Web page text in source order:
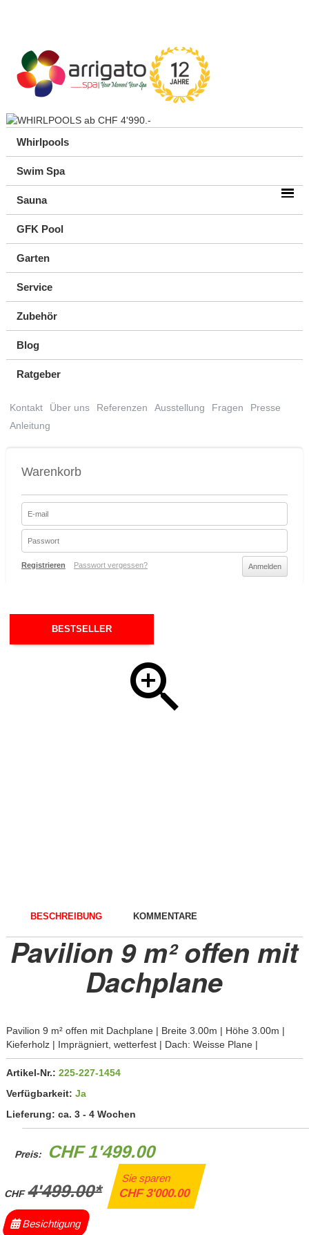
Whirlpools
Swim Spa
Sauna
GFK Pool
Garten
Service
Zubehör
Blog
Ratgeber
Kontakt Über uns Referenzen Ausstellung Fragen
Presse
Anleitung
Warenkorb
Registrieren Passwort vergessen?
BESTSELLER
BESCHREIBUNG KOMMENTARE
Pavilion 9 m² offen mit
Dachplane
Pavilion 9 m² offen mit Dachplane | Breite 3.00m | Höhe 3.00m |
Kieferholz | Imprägniert, wetterfest | Dach: Weisse Plane |
Artikel-Nr.: 225-227-1454
Verfügbarkeit: Ja
Lieferung: ca. 3 - 4 Wochen
Preis: CHF 1'499.00
CHF4'499.00*
Sie sparen
CHF 3'000.00
Besichtigung